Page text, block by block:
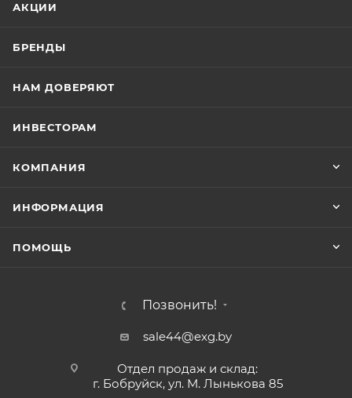
АКЦИИ
БРЕНДЫ
НАМ ДОВЕРЯЮТ
ИНВЕСТОРАМ
КОМПАНИЯ
ИНФОРМАЦИЯ
ПОМОЩЬ
Позвонить!
sale44@exg.by
Отдел продаж и склад:
г. Бобруйск, ул. М. Лынькова 85